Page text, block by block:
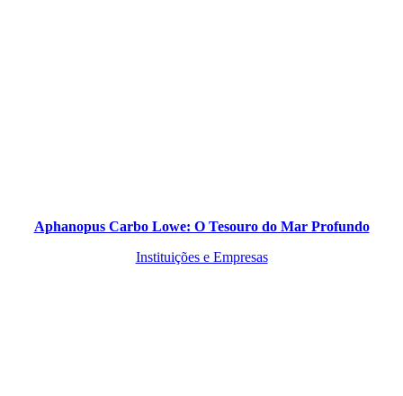
Aphanopus Carbo Lowe: O Tesouro do Mar Profundo
Instituições e Empresas